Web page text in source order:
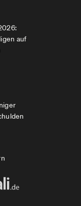
auf